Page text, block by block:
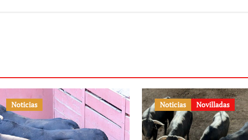
Noticias Noticias Novilladas